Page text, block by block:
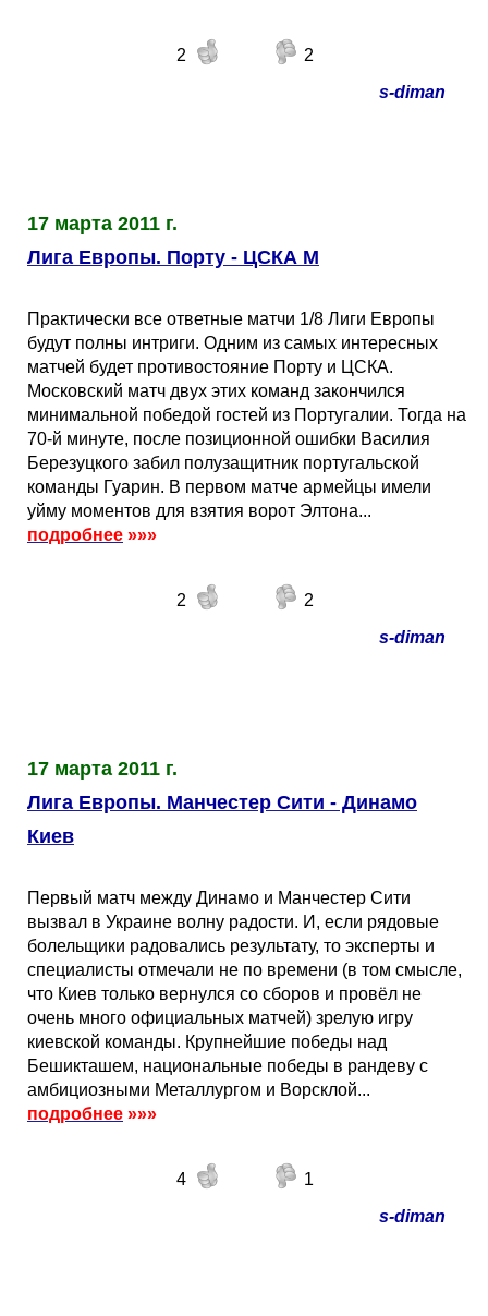
2
2
s-diman
17 марта 2011 г.
Лига Европы. Порту - ЦСКА М
Практически все ответные матчи 1/8 Лиги Европы
будут полны интриги. Одним из самых интересных
матчей будет противостояние Порту и ЦСКА.
Московский матч двух этих команд закончился
минимальной победой гостей из Португалии. Тогда на
70-й минуте, после позиционной ошибки Василия
Березуцкого забил полузащитник португальской
команды Гуарин. В первом матче армейцы имели
уйму моментов для взятия ворот Элтона...
подробнее »»»
2
2
s-diman
17 марта 2011 г.
Лига Европы. Манчестер Сити - Динамо
Киев
Первый матч между Динамо и Манчестер Сити
вызвал в Украине волну радости. И, если рядовые
болельщики радовались результату, то эксперты и
специалисты отмечали не по времени (в том смысле,
что Киев только вернулся со сборов и провёл не
очень много официальных матчей) зрелую игру
киевской команды. Крупнейшие победы над
Бешикташем, национальные победы в рандеву с
амбициозными Металлургом и Ворсклой...
подробнее »»»
4
1
s-diman